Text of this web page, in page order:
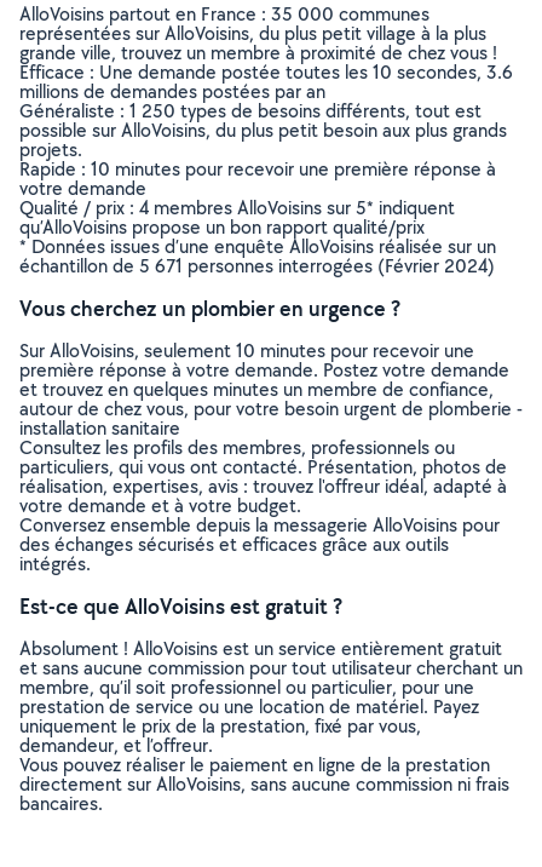
AlloVoisins partout en France : 35 000 communes
représentées sur AlloVoisins, du plus petit village à la plus
grande ville, trouvez un membre à proximité de chez vous !
Efficace : Une demande postée toutes les 10 secondes, 3.6
millions de demandes postées par an
Généraliste : 1 250 types de besoins différents, tout est
possible sur AlloVoisins, du plus petit besoin aux plus grands
projets.
Rapide : 10 minutes pour recevoir une première réponse à
votre demande
Qualité / prix : 4 membres AlloVoisins sur 5* indiquent
qu’AlloVoisins propose un bon rapport qualité/prix
* Données issues d’une enquête AlloVoisins réalisée sur un
échantillon de 5 671 personnes interrogées (Février 2024)
Vous cherchez un plombier en urgence ?
Sur AlloVoisins, seulement 10 minutes pour recevoir une
première réponse à votre demande. Postez votre demande
et trouvez en quelques minutes un membre de confiance,
autour de chez vous, pour votre besoin urgent de plomberie -
installation sanitaire
Consultez les profils des membres, professionnels ou
particuliers, qui vous ont contacté. Présentation, photos de
réalisation, expertises, avis : trouvez l'offreur idéal, adapté à
votre demande et à votre budget.
Conversez ensemble depuis la messagerie AlloVoisins pour
des échanges sécurisés et efficaces grâce aux outils
intégrés.
Est-ce que AlloVoisins est gratuit ?
Absolument ! AlloVoisins est un service entièrement gratuit
et sans aucune commission pour tout utilisateur cherchant un
membre, qu’il soit professionnel ou particulier, pour une
prestation de service ou une location de matériel. Payez
uniquement le prix de la prestation, fixé par vous,
demandeur, et l’offreur.
Vous pouvez réaliser le paiement en ligne de la prestation
directement sur AlloVoisins, sans aucune commission ni frais
bancaires.